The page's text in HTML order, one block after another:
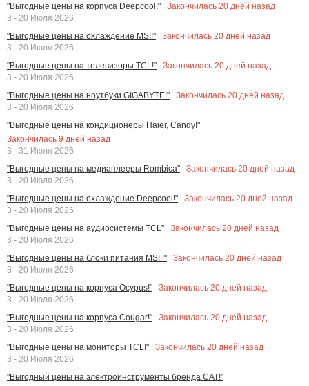
"Выгодные цены на корпуса Deepcool!"
Закончилась 20 дней назад
3 - 20 Июля 2026
"Выгодные цены на охлаждение MSI!"
Закончилась 20 дней назад
3 - 20 Июля 2026
"Выгодные цены на телевизоры TCL!"
Закончилась 20 дней назад
3 - 20 Июля 2026
"Выгодные цены на ноутбуки GIGABYTE!"
Закончилась 20 дней назад
3 - 20 Июля 2026
"Выгодные цены на кондиционеры Haier, Candy!"
Закончилась 9 дней назад
3 - 31 Июля 2026
"Выгодные цены на медиаплееры Rombica"
Закончилась 20 дней назад
3 - 20 Июля 2026
"Выгодные цены на охлаждение Deepcool!"
Закончилась 20 дней назад
3 - 20 Июля 2026
"Выгодные цены на аудиосистемы TCL"
Закончилась 20 дней назад
3 - 20 Июля 2026
"Выгодные цены на блоки питания MSI !"
Закончилась 20 дней назад
3 - 20 Июля 2026
"Выгодные цены на корпуса Ocypus!"
Закончилась 20 дней назад
3 - 20 Июля 2026
"Выгодные цены на корпуса Cougar!"
Закончилась 20 дней назад
3 - 20 Июля 2026
"Выгодные цены на мониторы TCL!"
Закончилась 20 дней назад
3 - 20 Июля 2026
"Выгодный цены на электроинструменты бренда CAT!"